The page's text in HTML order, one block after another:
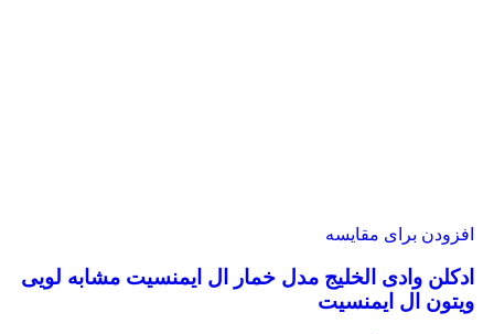
افزودن برای مقایسه
ادکلن وادی الخلیج مدل خمار ال ایمنسیت مشابه لویی
ویتون ال ایمنسیت